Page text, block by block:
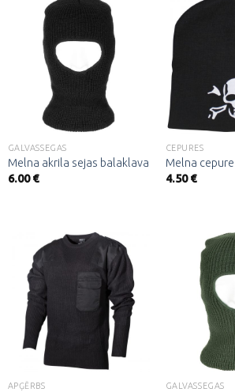
Pievienot
vēlmju
sarakstam
GALVASSEGAS
Melna akrila sejas balaklava
6.00€
CEPURES
Melna cepure
4.50€
Pievienot
vēlmju
sarakstam
APĢĒRBS GALVASSEGAS